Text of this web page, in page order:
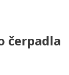
čerpadla